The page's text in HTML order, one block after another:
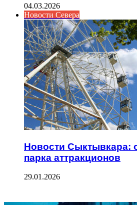
04.03.2026
Новости Севера
Новости Сыктывкара:
парка аттракционов
29.01.2026